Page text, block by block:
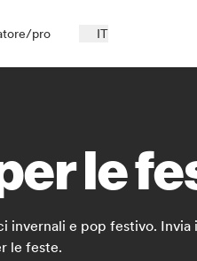
pro IT
le
e pop festivo. Invia
le feste.